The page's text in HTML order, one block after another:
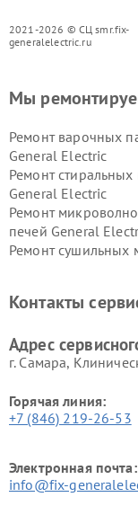
2021-2026 © СЦ smr.fix-
generalelectric.ru
Мы
Ремонт варочных
General Electric
Ремонт
General Electric
Ремонт
печей General
Ремонт сушильных
Electric
Контакты
Адрес
г. Самара,
Горячая линия:
+7 (846) 219-26-53
Электронная почта:
info@fix-